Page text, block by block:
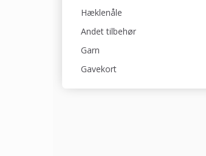
Hæklenåle
Andet tilbehør
Garn
Gavekort